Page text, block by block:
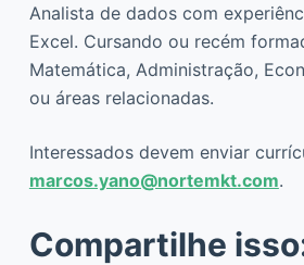
Analista de dados com
Excel. Cursando ou recém
Matemática, Administração,
ou áreas relacionadas.
Interessados devem enviar
marcos.yano@nortemkt.com.
Compartilhe